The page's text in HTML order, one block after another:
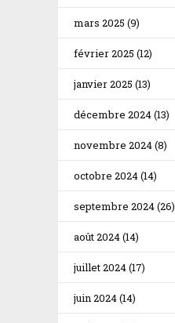
mars 2025 (9)
février 2025 (12)
janvier 2025 (13)
décembre 2024(13)
novembre 2024(8)
octobre 2024(14)
septembre 2024(26)
août 2024(14)
juillet 2024(17)
juin 2024(14)